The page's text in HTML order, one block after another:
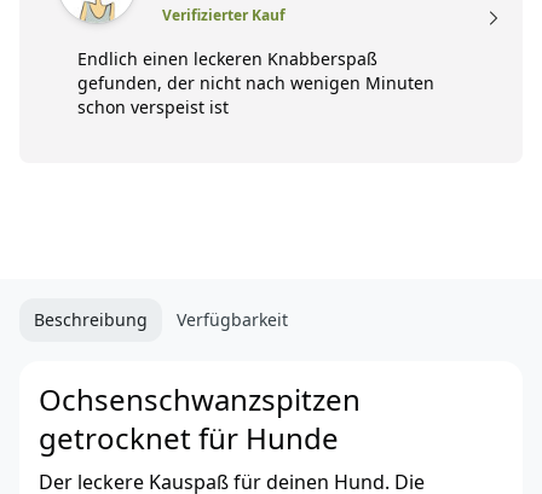
Verifizierter Kauf
Endlich einen leckeren Knabberspaß
gefunden, der nicht nach wenigen Minuten
schon verspeist ist
Beschreibung Verfügbarkeit
Ochsenschwanzspitzen
getrocknet für Hunde
Der leckere Kauspaß für deinen Hund. Die